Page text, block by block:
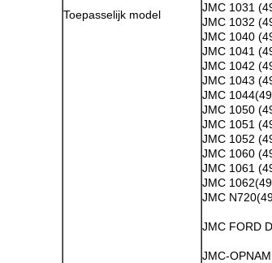
Toepasselijk model
JMC 1031
JMC 1032
JMC 1040
JMC 1041
JMC 1042
JMC 1043
JMC
JMC 1050
JMC 1051
JMC 1052
JMC 1060
JMC 1061
JMC
JMC
JMC FORD
JMC-